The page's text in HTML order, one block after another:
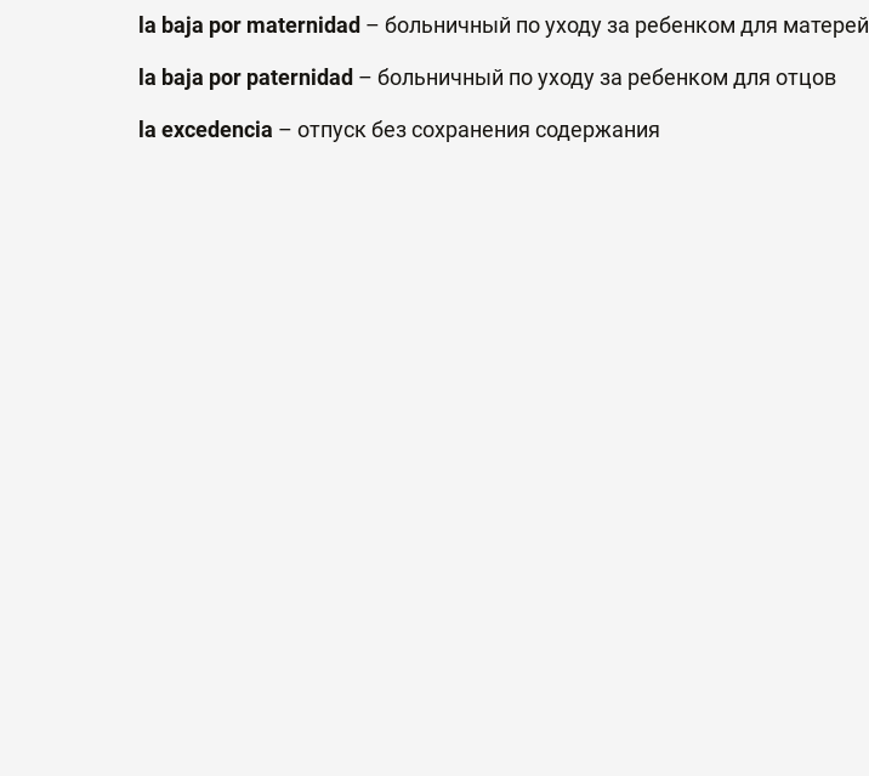
la baja por maternidad – больничный по уходу за ребенком для матерей
la baja por paternidad – больничный по уходу за ребенком для отцов
la excedencia – отпуск без сохранения содержания